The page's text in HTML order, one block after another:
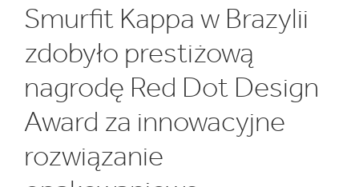
Blog
Smurfit Kappa w Brazylii
zdobyło prestiżową
nagrodę Red Dot Design
Award za innowacyjne
rozwiązanie